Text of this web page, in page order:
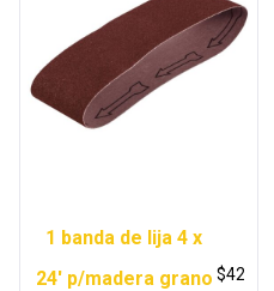
1 banda de lija 4 x
24′ p/madera grano $42